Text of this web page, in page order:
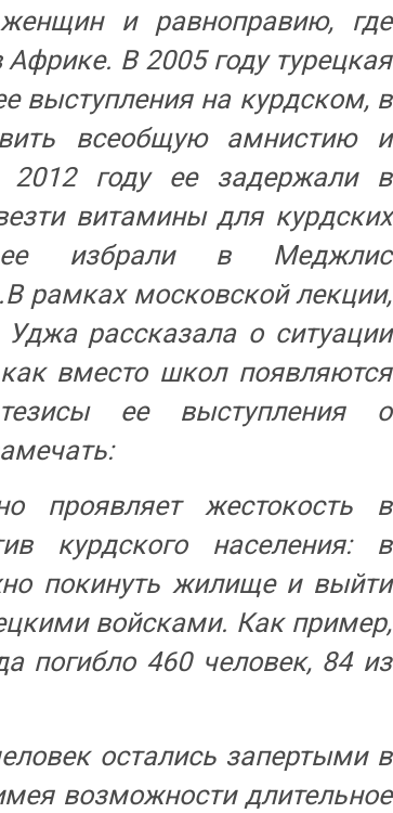
и равноправию, где
В 2005 году турецкая
выступления на курдском, в
всеобщую амнистию и
2012 году ее задержали в
витамины для курдских
избрали в Меджлис
В рамках московской лекции,
рассказала о ситуации
вместо школ появляются
ее выступления о
проявляет жестокость в
курдского населения: в
покинуть жилище и выйти
войсками. Как пример,
погибло 460 человек, 84 из
остались запертыми в
возможности длительное